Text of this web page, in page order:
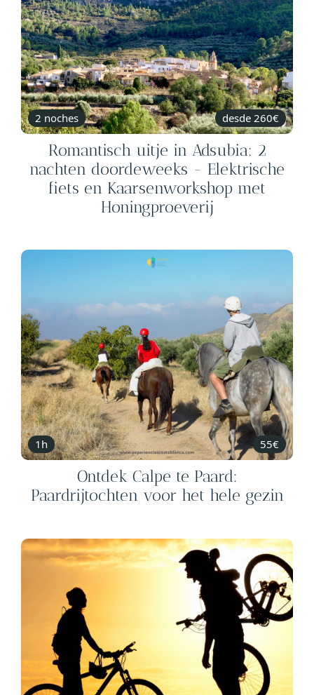
2 noches desde 260€
Romantisch uitje in Adsubia: 2
nachten doordeweeks - Elektrische
fiets en Kaarsenworkshop met
Honingproeverij
1h 55€
Ontdek Calpe te Paard:
Paardrijtochten voor het hele gezin